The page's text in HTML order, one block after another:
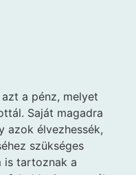
a pénz, melyet
Saját magadra
azok élvezhessék,
szükséges
is tartoznak a